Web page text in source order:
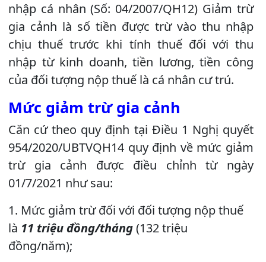
nhập cá nhân (Số: 04/2007/QH12) Giảm trừ
gia cảnh là số tiền được trừ vào thu nhập
chịu thuế trước khi tính thuế đối với thu
nhập từ kinh doanh, tiền lương, tiền công
của đối tượng nộp thuế là cá nhân cư trú.
Mức giảm trừ gia cảnh
Căn cứ theo quy định tại Điều 1 Nghị quyết
954/2020/UBTVQH14 quy định về mức giảm
trừ gia cảnh được điều chỉnh từ ngày
01/7/2021 như sau:
1. Mức giảm trừ đối với đối tượng nộp thuế
là 11 triệu đồng/tháng(132 triệu
đồng/năm);